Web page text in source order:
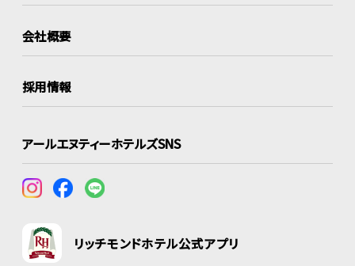
会社概要
採用情報
アールエヌティーホテルズSNS
リッチモンドホテル公式アプリ